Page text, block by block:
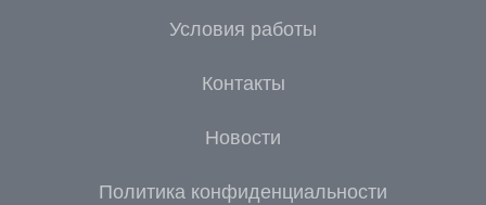
Условия работы
Контакты
Новости
Политика конфиденциальности